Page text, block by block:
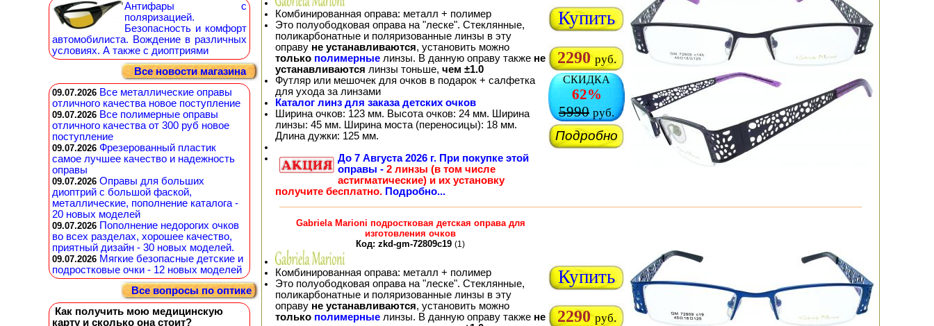
Антифары с
поляризацией.
Безопасность и комфорт
автомобилиста. Вождение в различных
условиях. А также с диоптриями
Все новости магазина
09.07.2026 Все металлические оправы
отличного качества новое поступление
09.07.2026 Все полимерные оправы
отличного качества от 300 руб новое
поступление
09.07.2026 Фрезерованный пластик
самое лучшее качество и надежность
оправы
09.07.2026 Оправы для больших
диоптрий с большой фаской,
металлические, пополнение каталога -
20 новых моделей
09.07.2026 Пополнение недорогих очков
во всех разделах, хорошее качество,
приятный дизайн - 30 новых моделей.
09.07.2026 Мягкие безопасные детские и
подростковые очки - 12 новых моделей
Все вопросы по оптике
Как получить мою медицинскую
карту и сколько она стоит?
Комбинированная оправа: металл + полимер
Это полуободковая оправа на "леске". Стеклянные,
поликарбонатные и поляризованные линзы в эту
оправу не устанавливаются, установить можно
только полимерные линзы. В данную оправу также не
устанавливаются линзы тоньше, чем ±1.0
Футляр или мешочек для очков в подарок + салфетка
для ухода за линзами
Каталог линз для заказа детских очков
Ширина очков: 123 мм. Высота очков: 24 мм. Ширина
линзы: 45 мм. Ширина моста (переносицы): 18 мм.
Длина дужки: 125 мм.
До 7 Августа 2026 г. При покупке этой
оправы - 2 линзы (в том числе
астигматические) и их установку
получите бесплатно. Подробно...
Купить
2290 руб.
СКИДКА
62%
5990 руб.
Подробно
Gabriela Marioni подростковая детская оправа для
изготовления очков
Код: zkd-gm-72809c19 (1)
Комбинированная оправа: металл + полимер
Это полуободковая оправа на "леске". Стеклянные,
поликарбонатные и поляризованные линзы в эту
оправу не устанавливаются, установить можно
только полимерные линзы. В данную оправу также не
Купить
2290 руб.